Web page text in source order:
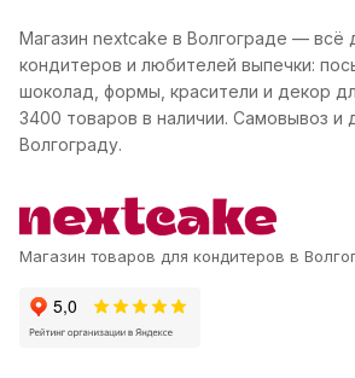
Магазин nextcake в Волгограде — всё
кондитеров и любителей выпечки:
шоколад, формы, красители и декор
3400 товаров в наличии. Самовывоз и
Волгограду.
Магазин товаров для кондитеров в